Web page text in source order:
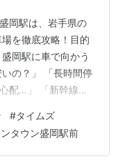
岡駅は、岩手県の
を徹底攻略！目的
岡駅に車で向かう
の？」 「長時間停
配…」 「新幹線で3
で困っていません
者だけでなく、駅
買い物、盛岡駅西
#タイムズ
タウン盛岡駅前